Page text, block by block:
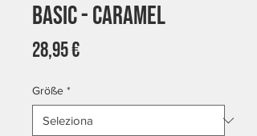
Basic - Caramel
28,95 €Prezzo
Größe *